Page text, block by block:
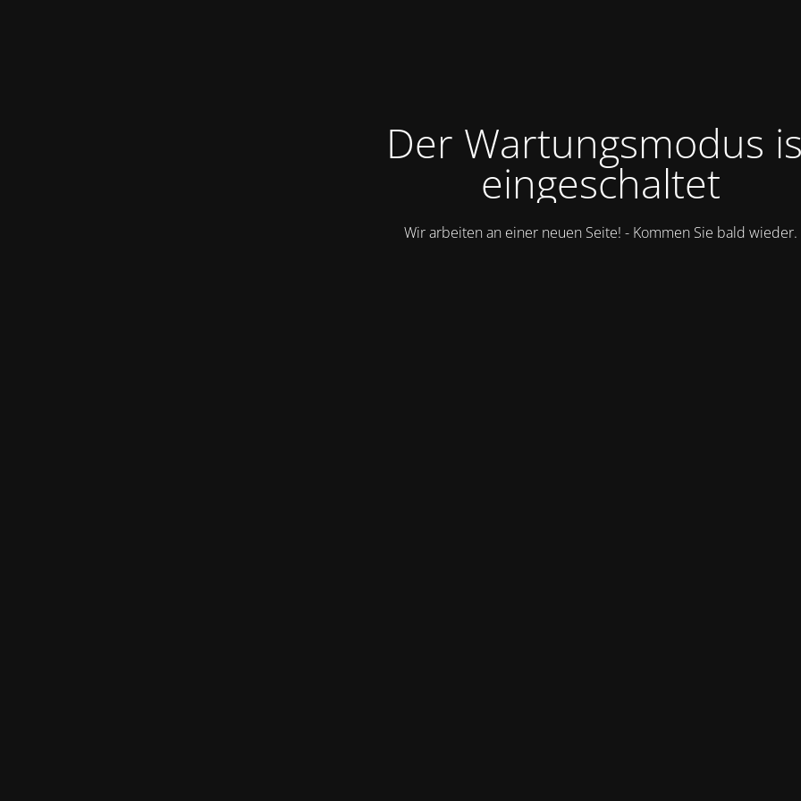
Der Wartungsmodus
eingeschaltet
Wir arbeiten an einer neuen Seite! - Kommen Sie bald wieder.